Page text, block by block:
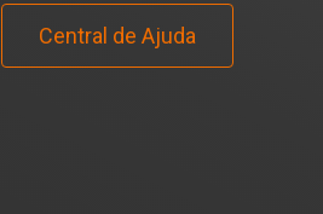
Central de Ajuda